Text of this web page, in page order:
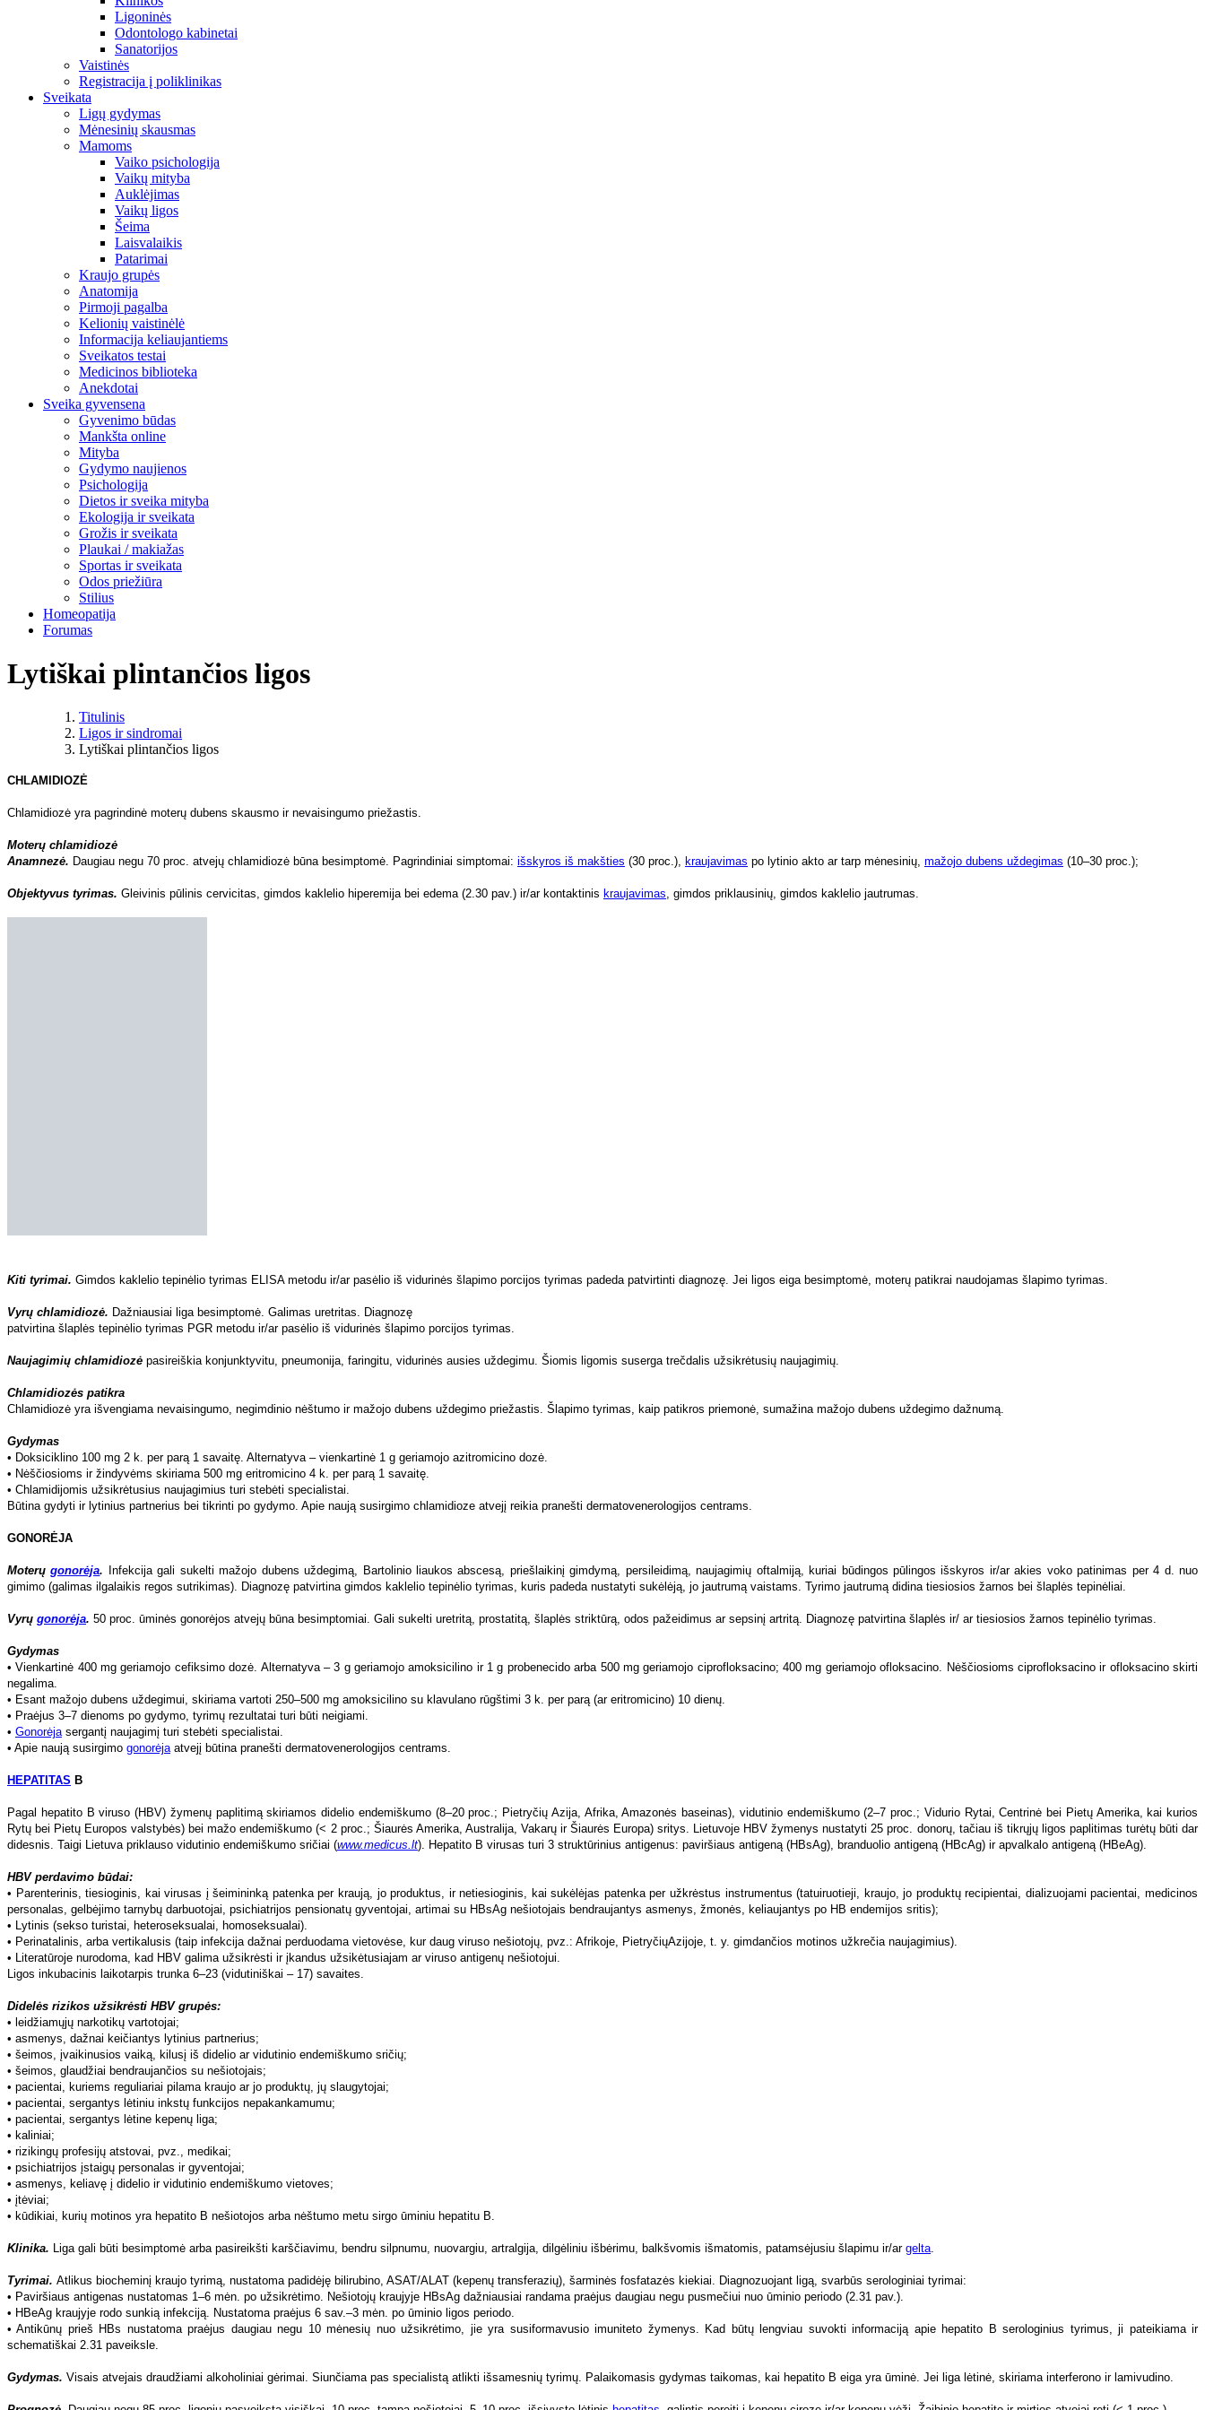
Ligoninės
Odontologo kabinetai
Sanatorijos
Vaistinės
Registracija į poliklinikas
Sveikata
Ligų gydymas
Mėnesinių skausmas
Mamoms
Vaiko psichologija
Vaikų mityba
Auklėjimas
Vaikų ligos
Šeima
Laisvalaikis
Patarimai
Kraujo grupės
Anatomija
Pirmoji pagalba
Kelionių vaistinėlė
Informacija keliaujantiems
Sveikatos testai
Medicinos biblioteka
Anekdotai
Sveika gyvensena
Gyvenimo būdas
Mankšta online
Mityba
Gydymo naujienos
Psichologija
Dietos ir sveika mityba
Ekologija ir sveikata
Grožis ir sveikata
Plaukai / makiažas
Sportas ir sveikata
Odos priežiūra
Stilius
Homeopatija
Forumas
Lytiškai plintančios ligos
Titulinis
Ligos ir sindromai
Lytiškai plintančios ligos
CHLAMIDIOZĖ
Chlamidiozė yra pagrindinė moterų dubens skausmo ir nevaisingumo priežastis.
Moterų chlamidiozė
Anamnezė. Daugiau negu 70 proc. atvejų chlamidiozė būna besimptomė. Pagrindiniai simptomai: išskyros iš makšties (30 proc.), kraujavimas po lytinio akto ar tarp mėnesinių, mažojo dubens uždegimas (10–30 proc.);
Objektyvus tyrimas. Gleivinis pūlinis cervicitas, gimdos kaklelio hiperemija bei edema (2.30 pav.) ir/ar kontaktinis kraujavimas, gimdos priklausinių, gimdos kaklelio jautrumas.
GONORĖJA
gimimo (galimas ilgalaikis regos sutrikimas). Diagnozę patvirtina gimdos kaklelio tepinėlio tyrimas, kuris padeda nustatyti sukėlėją, jo jautrumą vaistams. Tyrimo jautrumą didina tiesiosios žarnos bei šlaplės tepinėliai.
Vyrų gonorėja.50 proc. ūminės gonorėjos atvejų būna besimptomiai. Gali sukelti uretritą, prostatitą, šlaplės striktūrą, odos pažeidimus ar sepsinį artritą. Diagnozę patvirtina šlaplės ir/ ar tiesiosios žarnos tepinėlio tyrimas.
• Vienkartinė 400 mg geriamojo cefiksimo dozė. Alternatyva – 3 g geriamojo amoksicilino ir 1 g probenecido arba 500 mg geriamojo ciprofloksacino; 400 mg geriamojo ofloksacino. Nėščiosioms ciprofloksacino ir ofloksacino skirti
• Esant mažojo dubens uždegimui, skiriama vartoti 250–500 mg amoksicilino su klavulano rūgštimi 3 k. per parą (ar eritromicino) 10 dienų.
• Praėjus 3–7 dienoms po gydymo, tyrimų rezultatai turi būti neigiami.
• Apie naują susirgimo
HEPATITASB
Pagal hepatito B viruso (HBV) žymenų paplitimą skiriamos didelio endemiškumo (8–20 proc.; Pietryčių Azija, Afrika, Amazonės baseinas), vidutinio endemiškumo (2–7 proc.; Vidurio Rytai, Centrinė bei Pietų Amerika, kai kurios
didesnis. Taigi Lietuva priklauso vidutinio endemiškumo sričiai (
HBV perdavimo būdai:
• Parenterinis, tiesioginis, kai virusas į šeimininką patenka per kraują, jo produktus, ir netiesioginis, kai sukėlėjas patenka per užkrėstus instrumentus (tatuiruotieji, kraujo, jo produktų recipientai, dializuojami pacientai, medicinos
• Lytinis (sekso turistai, heteroseksualai, homoseksualai).
• Literatūroje nurodoma, kad HBV galima užsikrėsti ir įkandus užsikėtusiajam ar viruso antigenų nešiotojui.
Ligos inkubacinis laikotarpis trunka 6–23 (vidutiniškai – 17) savaites.
Didelės rizikos užsikrėsti HBV grupės:
• leidžiamųjų narkotikų vartotojai;
• asmenys, dažnai keičiantys lytinius partnerius;
• šeimos, įvaikinusios vaiką, kilusį iš didelio ar vidutinio endemiškumo sričių;
• pacientai, kuriems reguliariai pilama kraujo ar jo produktų, jų slaugytojai;
• pacientai, sergantys lėtine kepenų liga;
• kaliniai;
• rizikingų profesijų atstovai, pvz., medikai;
• asmenys, keliavę į didelio ir vidutinio endemiškumo vietoves;
• įtėviai;
• kūdikiai, kurių motinos yra hepatito B nešiotojos arba nėštumo metu sirgo ūminiu hepatitu B.
Klinika.Liga gali būti besimptomė arba pasireikšti karščiavimu, bendru silpnumu, nuovargiu, artralgija, dilgėliniu išbėrimu, balkšvomis išmatomis, patamsėjusiu šlapimu ir/argelta.
Tyrimai.Atlikus biocheminį kraujo tyrimą, nustatoma padidėję bilirubino, ASAT/ALAT (kepenų transferazių), šarminės fosfatazės kiekiai. Diagnozuojant ligą, svarbūs serologiniai tyrimai:
• HBeAg kraujyje rodo sunkią infekciją. Nustatoma praėjus 6 sav.–3 mėn. po ūminio ligos periodo.
• Antikūnų prieš HBs nustatoma praėjus daugiau negu 10 mėnesių nuo užsikrėtimo, jie yra susiformavusio imuniteto žymenys. Kad būtų lengviau suvokti informaciją apie hepatito B serologinius tyrimus, ji pateikiama ir
schematiškai 2.31 paveiksle.
Gydymas.Visais atvejais draudžiami alkoholiniai gėrimai. Siunčiama pas specialistą atlikti išsamesnių tyrimų. Palaikomasis gydymas taikomas, kai hepatito B eiga yra ūminė. Jei liga lėtinė, skiriama interferono ir lamivudino.
Prognozė. Daugiau negu 85 proc. ligonių pasveiksta visiškai, 10 proc. tampa nešiotojai, 5–10 proc. išsivysto lėtinis
Profilaktika.
turi būti izoliuoti vienas nuo kito.
Didelės rizikos grupių atstovai turi būti imunizuojami. Pasyvi imunizacija žmogaus imunoglobulinu efektyvi, kai atliekama anti HBs neigiamiems asmenims per 48 val. po užsikrėtimu, ir taikoma HBsAg teigiamų motinų
naujagimiams, medicinos darbuotojams, susižeidusiems HBV užkrėsta medžiaga.
Svarbi ir aktyvi imunizacija iš paviršinio antigeno gaminama vakcina. Pavykęs skiepijimas (anti HBs titras > 10 TV/l) apsaugo nuo HBV infekcijos ir HDV koinfekcijos (tačiau ne nuo HBsAg nešiotojo HDV superinfekcijos).
• Ikiekspozicinė vakcinacija, kuri taikoma rizikos užsikrėsti HBV grupių atstovams ir tiems asmenims, kurių kraujyje indikaciniu testu, atliekamu pagal PSO metodiką, nerandama antikūnų ar jų titras nesiekia 10 TV/l.
HEPATITASC
Skandinavijoje šis rodiklis yra 0,2 proc., Italijoje – 1,1 proc. Lietuvoje kasmet užregistruojama apie 150 naujų susirgimo ūminiu virusiniu hepatitu C atvejų.